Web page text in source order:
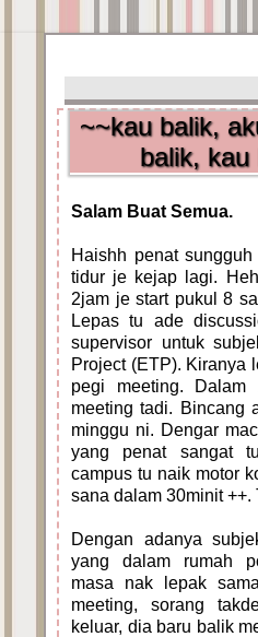
~~kau balik,
balik, kau
Salam Buat Semua.
Haishh penat
tidur je kejap lagi.
2jam je start pukul 8
Lepas tu ade
supervisor untuk
Project (ETP). Kiranya
pegi meeting.
meeting tadi. Bincang
minggu ni. Dengar
yang penat sangat
campus tu naik motor
sana dalam 30minit ++.
Dengan adanya
yang dalam rumah
masa nak lepak
meeting, sorang
keluar, dia baru balik